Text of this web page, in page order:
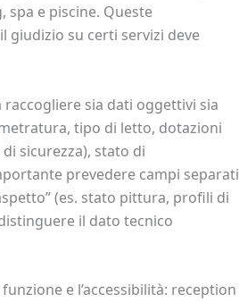
spa e piscine. Queste
giudizio su certi servizi deve
sia dati oggettivi sia
tipo di letto, dotazioni
sicurezza), stato di
prevedere campi separati
(es. stato pittura, profili di
il dato tecnico
e l’accessibilità: reception